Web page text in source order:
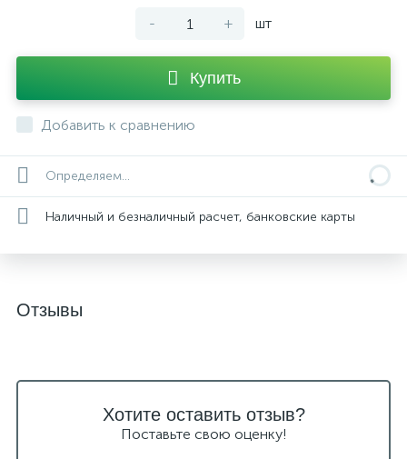
- + шт
Купить
Добавить к сравнению
Определяем...
Наличный и безналичный расчет, банковские карты
Отзывы
Хотите оставить отзыв?
Поставьте свою оценку!